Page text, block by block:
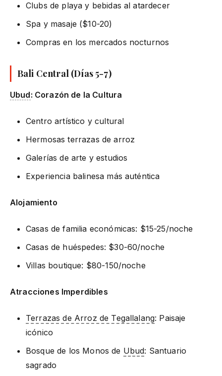
Clubs de playa y bebidas al atardecer
Spa y masaje ($10-20)
Compras en los mercados nocturnos
Bali Central (Días 5-7)
Ubud: Corazón de la Cultura
Centro artístico y cultural
Hermosas terrazas de arroz
Galerías de arte y estudios
Experiencia balinesa más auténtica
Alojamiento
Casas de familia económicas: $15-25/noche
Casas de huéspedes: $30-60/noche
Villas boutique: $80-150/noche
Atracciones Imperdibles
Terrazas de Arroz de Tegallalang: Paisaje
icónico
Bosque de los Monos de Ubud: Santuario
sagrado